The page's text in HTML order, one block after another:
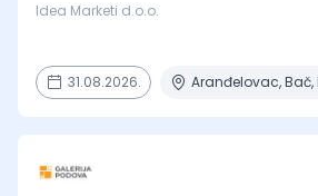
Idea Marketi d.o.o.
31.08.2026.